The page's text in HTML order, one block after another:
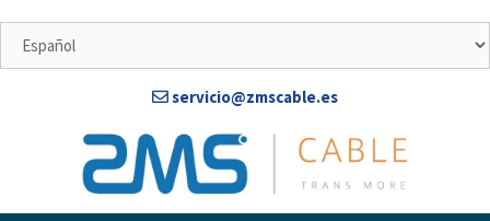
contenido
servicio@zmscable.es